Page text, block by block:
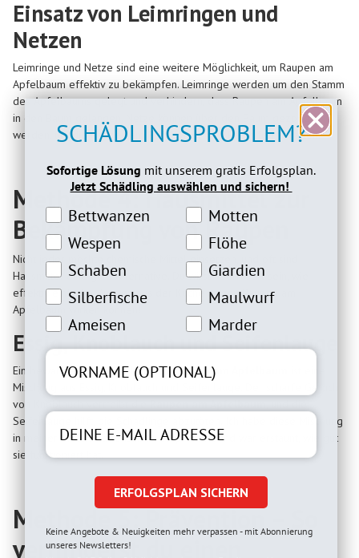
Einsatz von Leimringen und
Netzen
Leimringe und Netze sind eine weitere Möglichkeit, um Raupen am
Apfelbaum effektiv zu bekämpfen. Leimringe werden um den Stamm
des Apfelbaums gelegt und verhindern, dass Raupen am Apfelbaum
in den Baum gelangen. Netze können über den Baum gezogen
werden, um die Raupen am Apfelbaum vom Baum fernzuhalten.
Methode 4: Hausmittel zur
Bekämpfung von Raupen
Nicht jeder möchte chemische Mittel einsetzen, und oft sind
Hausmittel eine gute Alternative. Du wirst überrascht sein, wie
effektiv einfache Zutaten aus der Küche gegen Raupen am
Apfelbaum wirken können!
Essig, Knoblauch und Seifenlauge
Ein bewährtes Hausmittel gegenRaupen am Apfelbaum
Mischung aus Essig, Knoblauch und Seifenlauge. Der scharfe Geruch
von Knoblauch vertreibt die
Seifenlauge hilft, die Schädlinge abzutöten. Ich habe diese Mischung
in meiner ersten Gartensaison ausprobiert und war erstaunt, wie gut
sie funktioniert hat.
Methode 5: Prävention – So
verhinderst du einen
SCHÄDLINGSPROBLEM?
Sofortige Lösung mit unserem gratis Erfolgsplan.
Jetzt Schädling auswählen und sichern!
Bettwanzeninteresse
Bettwanzen Motteninteresse
Motten
Wespeninteresse
Wespen Flöheinteresse
Flöhe
Schabeninteresse
Schaben Giardien Interesse
Giardien
Silberfische Interesse
Silberfische Maulwurfinteresse
Maulwurf
Ameiseninteresse
Ameisen Marderinteresse
Marder
ERFOLGSPLAN SICHERN
Keine Angebote & Neuigkeiten mehr verpassen - mit Abonnierung
unseres Newsletters!